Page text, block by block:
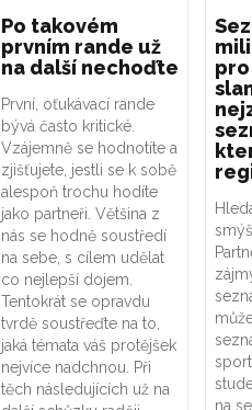
Po takovém
prvním rande už
na další nechoďte
První, oťukávací rande
bývá často kritické.
Vzájemně se hodnotíte a
zjišťujete, jestli se k sobě
alespoň trochu hodíte
jako partneři. Většina z
nás se hodně soustředí
na sebe, s cílem udělat
co nejlepší dojem.
Tentokrát se opravdu
tvrdě soustřeďte na to,
jaká témata váš protějšek
nejvíce nadchnou. Při
těch následujících už na
na